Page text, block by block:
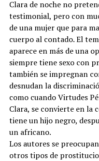
Clara de noche no
testimonial, pero con
de una mujer que para
cuerpo al contado. El
aparece en más de una
siempre tiene sexo con
también se impregnan
desnudan la
como cuando Virtudes
Clara, se convierte en la
tiene un hijo negro,
un africano.
Los autores se
otros tipos de